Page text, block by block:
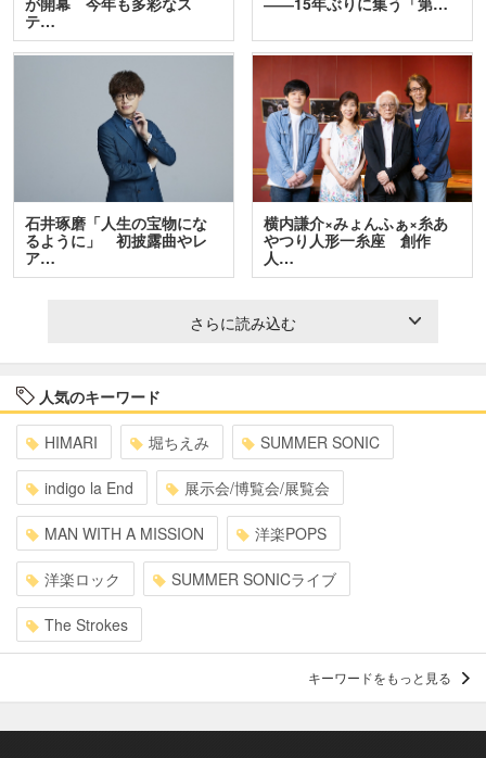
テ…
石井琢磨「人生の宝物にな
るように」 初披露曲やレ
ア…
横内謙介×みょんふぁ×糸あ
やつり人形一糸座 創作
人…
さらに読み込む
人気のキーワード
HIMARI 堀ちえみ SUMMER SONIC
indigo la End 展示会/博覧会/展覧会
MAN WITH A MISSION 洋楽POPS
洋楽ロック SUMMER SONICライブ
The Strokes
キーワードをもっと見る